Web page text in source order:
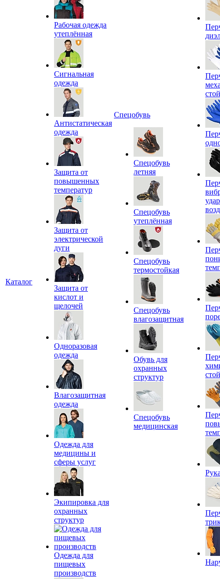
Каталог
Рабочая одежда
утеплённая
Сигнальная
одежда
Антистатическая
одежда
Защита от
повышенных
температур
Защита от
электрической
дуги
Защита от
кислот и
щелочей
Одноразовая
одежда
Влагозащитная
одежда
Одежда для
медицины и
сферы услуг
Экипировка для
охранных
структур
Одежда для
пищевых
производств
Спецобувь
Спецобувь
летняя
Спецобувь
утеплённая
Спецобувь
термостойкая
Спецобувь
влагозащитная
Обувь для
охранных
структур
Спецобувь
медицинская